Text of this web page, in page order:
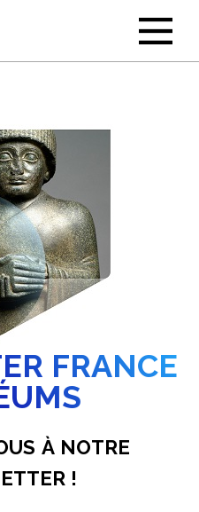
FRANCE
À NOTRE
!